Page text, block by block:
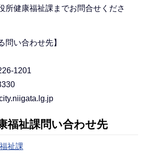
所健康福祉課までお問合せくださ
問い合わせ先】
1201
福祉課問い合わせ先
祉課